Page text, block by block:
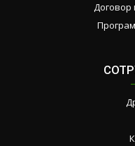
Договор